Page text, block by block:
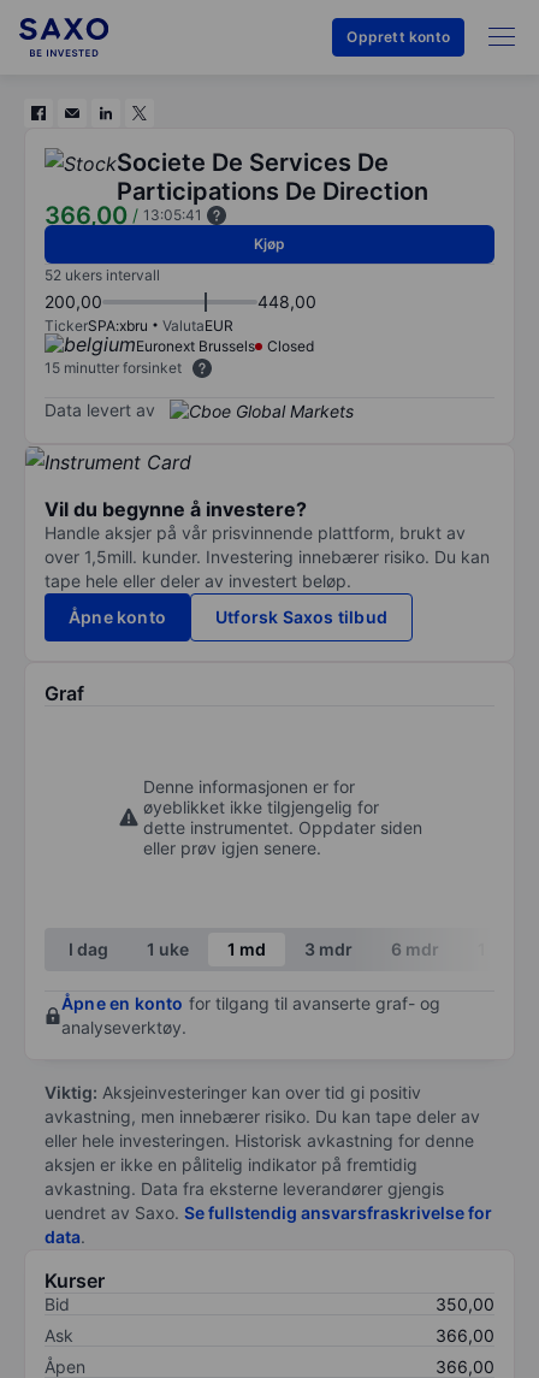
Opprett konto
Societe De Services De
Participations De Direction
366,00 / 13:05:41
Kjøp
52 ukers intervall
200,00 448,00
TickerSPA:xbru ValutaEUR
Euronext Brussels
Closed
15 minutter forsinket
Data levert av
Vil du begynne å investere?
Handle aksjer på vår prisvinnende plattform, brukt av
over 1,5mill. kunder. Investering innebærer risiko. Du kan
tape hele eller deler av investert beløp.
Åpne konto
Utforsk Saxos tilbud
Graf
Denne informasjonen er for
øyeblikket ikke tilgjengelig for
dette instrumentet. Oppdater siden
eller prøv igjen senere.
I dag 1 uke 1 md 3 mdr 6 mdr
Åpne en konto for tilgang til avanserte graf- og
analyseverktøy.
Viktig: Aksjeinvesteringer kan over tid gi positiv
avkastning, men innebærer risiko. Du kan tape deler av
eller hele investeringen. Historisk avkastning for denne
aksjen er ikke en pålitelig indikator på fremtidig
avkastning. Data fra eksterne leverandører gjengis
uendret av Saxo. Se fullstendig ansvarsfraskrivelse for
data.
Kurser
Bid
350,00
Ask
366,00
Åpen
366,00